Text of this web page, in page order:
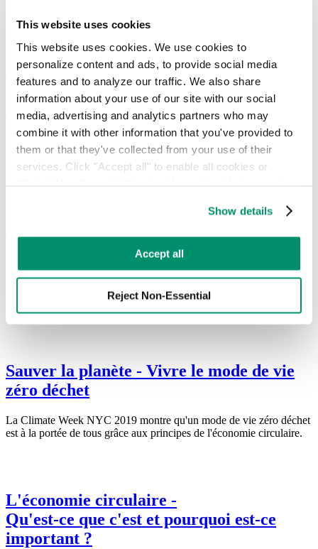
This website uses cookies
This website uses cookies. We use cookies to
personalize content and ads, to provide social media
features and to analyze our traffic. We also share
information about your use of our site with our social
media, advertising and analytics partners who may
combine it with other information that you've provided to
them or that they've collected from your use of their
services. Click "Accept all" to enable all cookies or
preferences by toggling the different kinds of cookies.
Privacy Policy.
Show details
Accept all
Reject Non-Essential
Les déchets et le recyclage municipaux
peuvent-ils être plus intelligents ?
Nous pensons que oui.
Alors que les systèmes des villes intelligentes évoluent, la gestion
des déchets et du recyclage stagne. RTS a examiné les moyens de
mettre en place un système d'assainissement intelligent.
Une identification et un tri corrects des déchets constituent un
maillon essentiel pour assurer un traitement rapide et efficace de
Sauver la planète - Vivre le mode de vie
zéro déchet
La Climate Week NYC 2019 montre qu'un mode de vie zéro déchet
est à la portée de tous grâce aux principes de l'économie circulaire.
L'économie circulaire -
Qu'est-ce que c'est et pourquoi est-ce
important ?